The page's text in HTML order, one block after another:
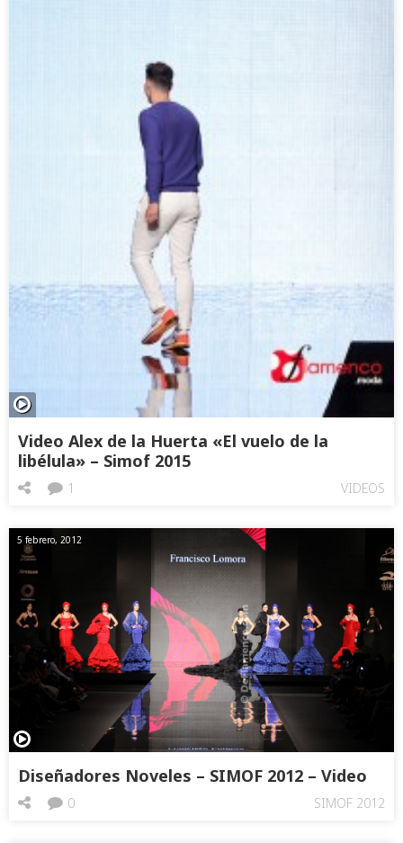
Video Alex de la Huerta «El vuelo de la
libélula» – Simof 2015
VIDEOS
1
5 febrero, 2012
Diseñadores Noveles – SIMOF 2012 – Video
SIMOF 2012
0